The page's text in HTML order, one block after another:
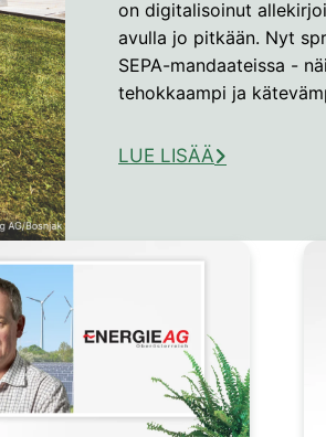
on digitalisoinut
avulla jo pitkään. Nyt
SEPA-mandaateissa -
tehokkaampi ja
LUE LISÄÄ